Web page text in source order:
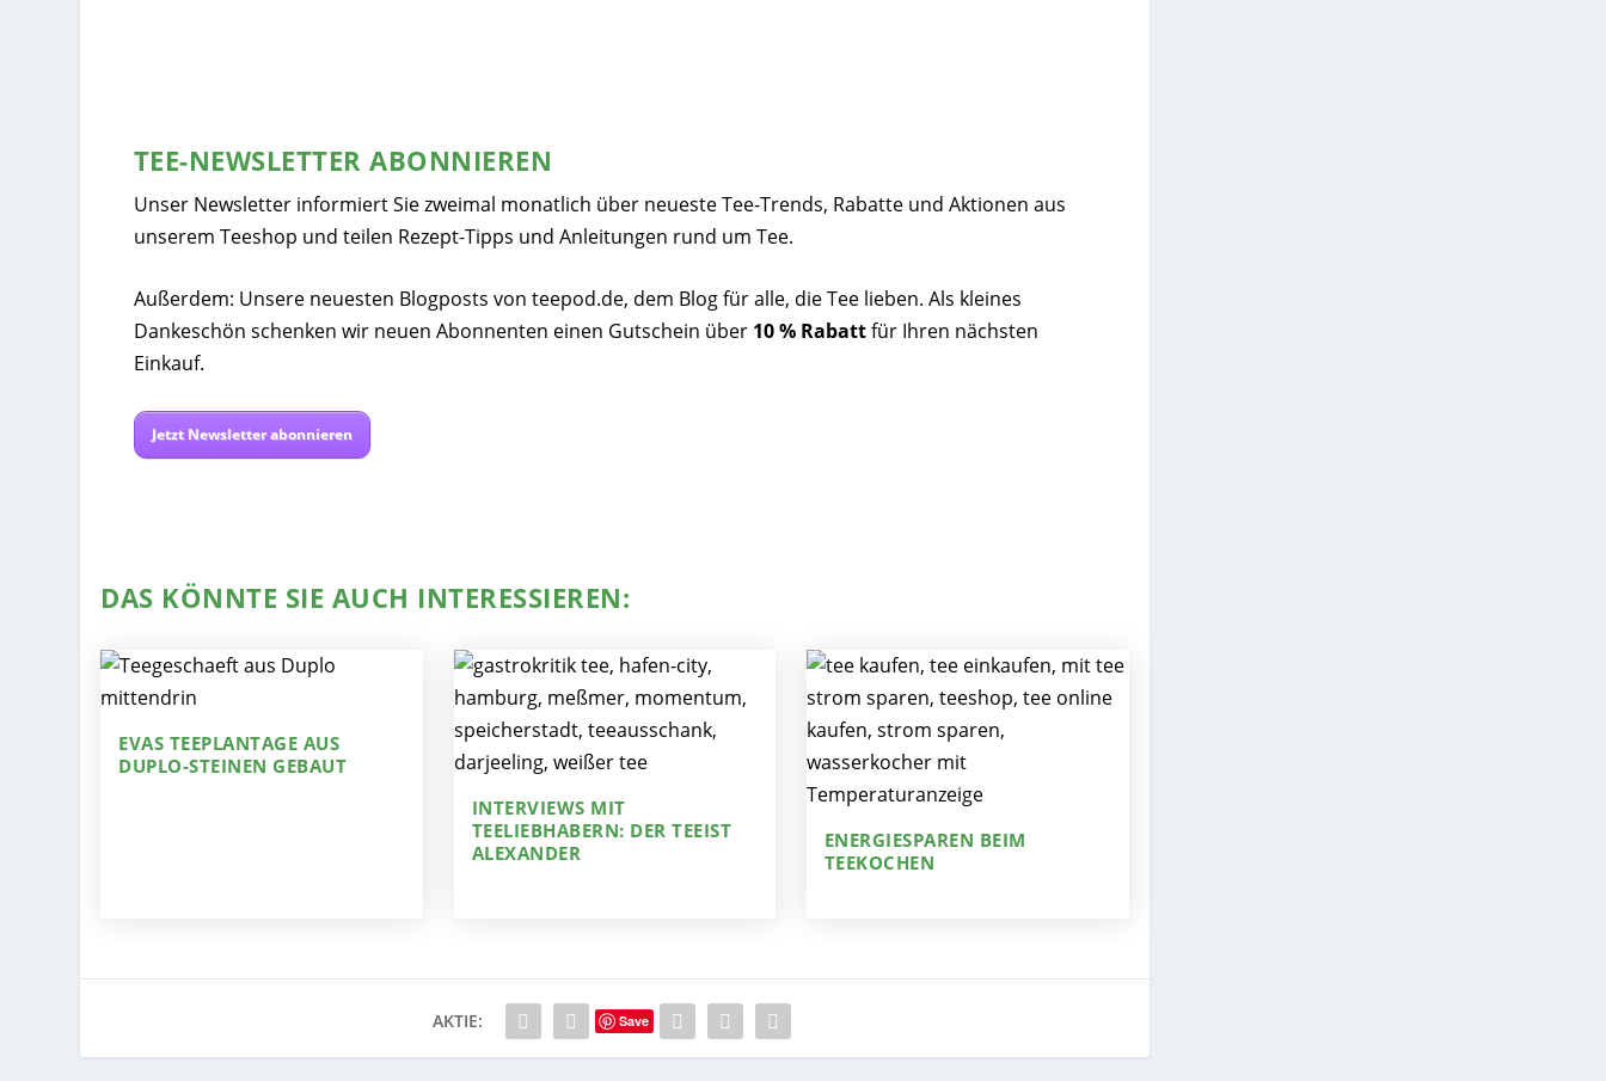
TEE-NEWSLETTER ABONNIEREN
Unser Newsletter informiert Sie zweimal monatlich über neueste Tee-Trends, Rabatte und Aktionen aus
unserem Teeshop und teilen Rezept-Tipps und Anleitungen rund um Tee.
Außerdem: Unsere neuesten Blogposts von teepod.de, dem Blog für alle, die Tee lieben. Als kleines
Dankeschön schenken wir neuen Abonnenten einen Gutschein über 10 % Rabattfür Ihren nächsten
Einkauf.
Jetzt Newsletter abonnieren
DAS KÖNNTE SIE AUCH INTERESSIEREN:
EVAS TEEPLANTAGE AUS
DUPLO-STEINEN GEBAUT
INTERVIEWS MIT
TEELIEBHABERN: DER TEEIST
ALEXANDER
ENERGIESPAREN BEIM
TEEKOCHEN
AKTIE: Save